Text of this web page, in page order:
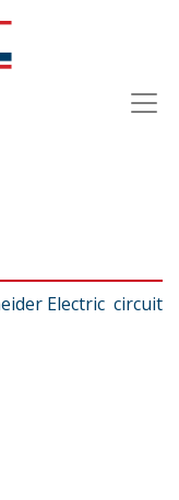
Electric circuit